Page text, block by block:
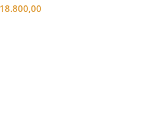
18.800,00